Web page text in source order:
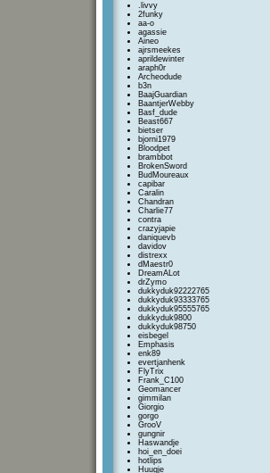
.livvy
2funky
aa-o
agassie
Aineo
ajrsmeekes
aprildewinter
araph0r
Archeodude
b3n
BaajGuardian
BaantjerWebby
Basf_dude
Beast667
bietser
bjorni1979
Bloodpet
brambbot
BrokenSword
BudMoureaux
capibar
Caralin
Chandran
Charlie77
contra
crazyjapie
daniquevb
davidov
distrexx
dMaestr0
DreamALot
drZymo
dukkyduk92222765
dukkyduk93333765
dukkyduk95555765
dukkyduk9800
dukkyduk98750
eisbegel
Emphasis
enk89
evertjanhenk
FlyTrix
Frank_C100
Geomancer
gimmilan
Giorgio
gorgo
GrooV
gungnir
Haswandje
hoi_en_doei
hotlips
Huugje